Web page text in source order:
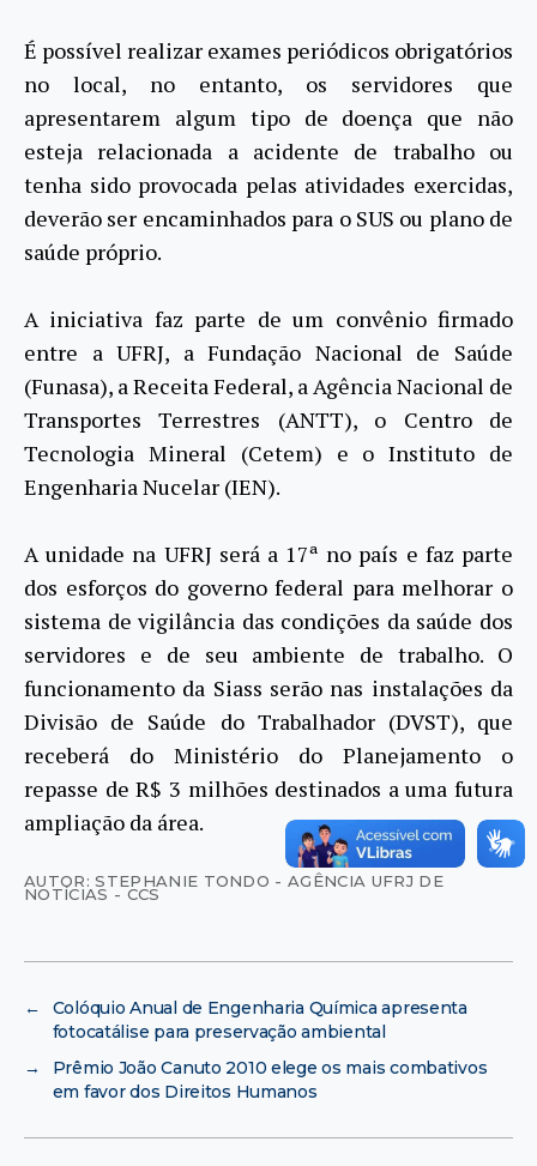
É possível realizar exames periódicos obrigatórios
no local, no entanto, os servidores que
apresentarem algum tipo de doença que não
esteja relacionada a acidente de trabalho ou
tenha sido provocada pelas atividades exercidas,
deverão ser encaminhados para o SUS ou plano de
saúde próprio.
A iniciativa faz parte de um convênio firmado
entre a UFRJ, a Fundação Nacional de Saúde
(Funasa), a Receita Federal, a Agência Nacional de
Transportes Terrestres (ANTT), o Centro de
Tecnologia Mineral (Cetem) e o Instituto de
Engenharia Nucelar (IEN).
A unidade na UFRJ será a 17ª no país e faz parte
dos esforços do governo federal para melhorar o
sistema de vigilância das condições da saúde dos
servidores e de seu ambiente de trabalho. O
funcionamento da Siass serão nas instalações da
Divisão de Saúde do Trabalhador (DVST), que
receberá do Ministério do Planejamento o
repasse de R$ 3 milhões destinados a uma futura
ampliação da área.
AUTOR: STEPHANIE TONDO - AGÊNCIA UFRJ DE
NOTÍCIAS - CCS
←
Colóquio Anual de Engenharia Química apresenta
fotocatálise para preservação ambiental
→
Prêmio João Canuto 2010 elege os mais combativos
em favor dos Direitos Humanos